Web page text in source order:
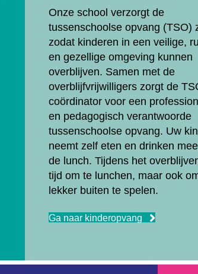
Onze school verzorgt de
tussenschoolse opvang (TSO)
zodat kinderen in een veilige,
en gezellige omgeving kunnen
overblijven. Samen met de
overblijfvrijwilligers zorgt de
coördinator voor een
en pedagogisch verantwoorde
tussenschoolse opvang. Uw
neemt zelf eten en drinken
de lunch. Tijdens het
tijd om te lunchen, maar ook
lekker buiten te spelen.
Ga naar kinderopvang